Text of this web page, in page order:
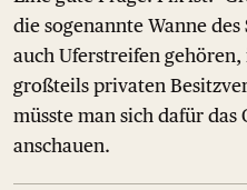
die sogenannte Wanne
auch Uferstreifen
großteils privaten
müsste man sich dafür
anschauen.